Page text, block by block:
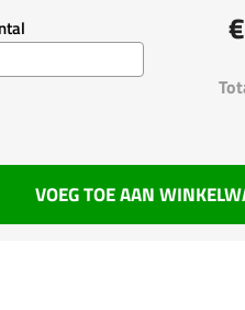
VOEG TOE AAN